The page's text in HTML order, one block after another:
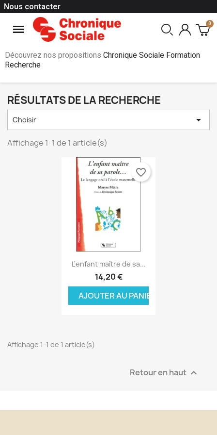
Nous contacter
Découvrez nos propositions Chronique Sociale Formation
Recherche
RÉSULTATS DE LA RECHERCHE
Choisir 
Affichage 1-1 de 1 article(s)
Aperçu rapide
L'enfant maître de sa...
14,20 €
AJOUTER AU PANIER
favorite_border
Affichage 1-1 de 1 article(s)
Retour en haut 